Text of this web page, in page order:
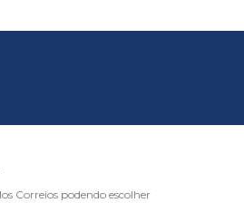
Correios podendo escolher